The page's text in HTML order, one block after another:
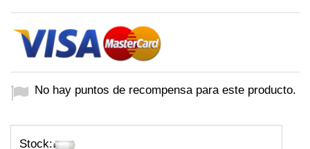
No hay puntos de recompensa para este producto.
Stock: